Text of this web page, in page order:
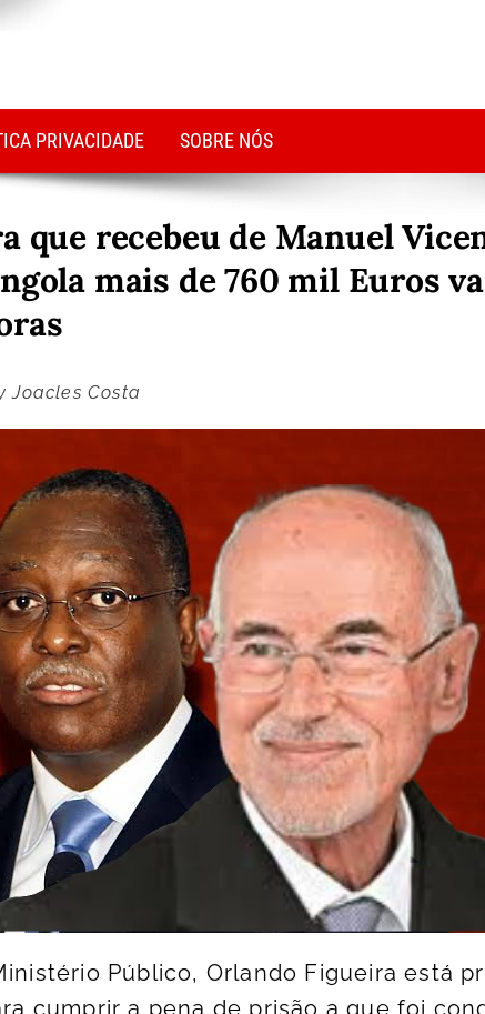
PRIVACIDADE SOBRE NÓS
que recebeu de Manuel
mais de 760 mil Euros
Joacles Costa
Público, Orlando Figueira está